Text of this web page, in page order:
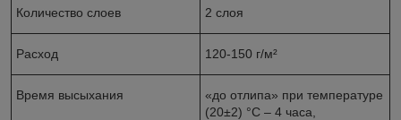
Количество слоев 2 слоя
Расход 120-150 г/м²
Время высыхания
«до отлипа» при температуре
(20±2) °С – 4 часа,